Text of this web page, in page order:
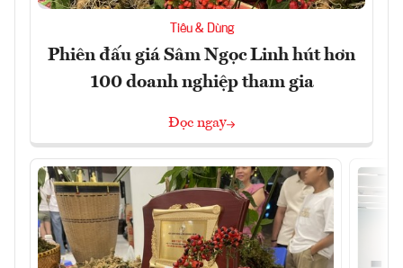
Tiêu & Dùng
Phiên đấu giá Sâm Ngọc Linh hút hơn
100 doanh nghiệp tham gia
Đọc ngay